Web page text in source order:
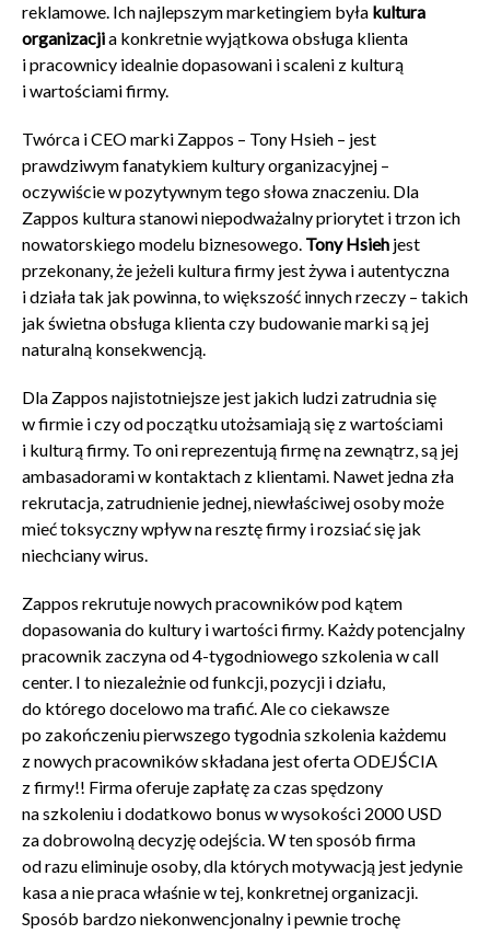
reklamowe. Ich najlepszym marketingiem była kultura
organizacjia konkretnie wyjątkowa obsługa klienta
i pracownicy idealnie dopasowani i scaleni z kulturą
i wartościami firmy.
Twórca i CEO marki Zappos – Tony Hsieh – jest
prawdziwym fanatykiem kultury organizacyjnej –
oczywiście w pozytywnym tego słowa znaczeniu. Dla
Zappos kultura stanowi niepodważalny priorytet i trzon ich
nowatorskiego modelu biznesowego. Tony Hsieh jest
przekonany, że jeżeli kultura firmy jest żywa i autentyczna
i działa tak jak powinna, to większość innych rzeczy – takich
jak świetna obsługa klienta czy budowanie marki są jej
naturalną konsekwencją.
Dla Zappos najistotniejsze jest jakich ludzi zatrudnia się
w firmie i czy od początku utożsamiają się z wartościami
i kulturą firmy. To oni reprezentują firmę na zewnątrz, są jej
ambasadorami w kontaktach z klientami. Nawet jedna zła
rekrutacja, zatrudnienie jednej, niewłaściwej osoby może
mieć toksyczny wpływ na resztę firmy i rozsiać się jak
niechciany wirus.
Zappos rekrutuje nowych pracowników pod kątem
dopasowania do kultury i wartości firmy. Każdy potencjalny
pracownik zaczyna od 4-tygodniowego szkolenia w call
center. I to niezależnie od funkcji, pozycji i działu,
do którego docelowo ma trafić. Ale co ciekawsze
po zakończeniu pierwszego tygodnia szkolenia każdemu
z nowych pracowników składana jest oferta ODEJŚCIA
z firmy!! Firma oferuje zapłatę za czas spędzony
na szkoleniu i dodatkowo bonus w wysokości 2000 USD
za dobrowolną decyzję odejścia. W ten sposób firma
od razu eliminuje osoby, dla których motywacją jest jedynie
kasa a nie praca właśnie w tej, konkretnej organizacji.
Sposób bardzo niekonwencjonalny i pewnie trochę